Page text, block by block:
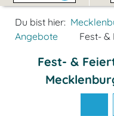
Du bist hier:
Angebote
Fest-
Fest- &